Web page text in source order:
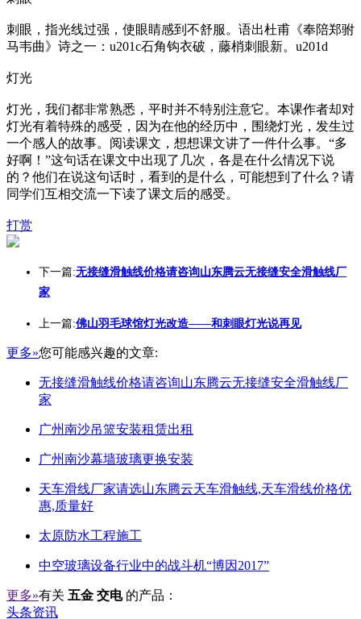
刺眼，指光线过强，使眼睛感到不舒服。语出杜甫《奉陪郑驸
马韦曲》诗之一：u201c石角钩衣破，藤梢刺眼新。u201d
灯光
灯光，我们都非常熟悉，平时并不特别注意它。本课作者却对
灯光有着特殊的感受，因为在他的经历中，围绕灯光，发生过
一个感人的故事。阅读课文，想想课文讲了一件什么事。“多
好啊！”这句话在课文中出现了几次，各是在什么情况下说
的？他们在说这句话时，看到的是什么，可能想到了什么？请
同学们互相交流一下读了课文后的感受。
打赏
下一篇:无接缝滑触线价格请咨询山东腾云无接缝安全滑触线厂
家
上一篇:佛山羽毛球馆灯光改造——和刺眼灯光说再见
更多»您可能感兴趣的文章:
无接缝滑触线价格请咨询山东腾云无接缝安全滑触线厂
家
广州南沙吊篮安装租赁出租
广州南沙幕墙玻璃更换安装
天车滑线厂家请选山东腾云天车滑触线,天车滑线价格优
惠,质量好
太原防水工程施工
中空玻璃设备行业中的战斗机“博因2017”
更多»有关 五金 交电 的产品：
头条资讯